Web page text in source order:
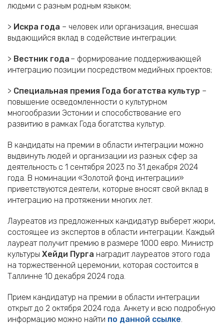
людьми с разным родным языком;
> Искра года – человек или организация, внесшая
выдающийся вклад в содействие интеграции;
> Вестник года – формирование поддерживающей
интеграцию позиции посредством медийных проектов;
> Специальная премия Года богатства культур –
повышение осведомленности о культурном
многообразии Эстонии и способствование его
развитию в рамках Года богатства культур.
В кандидаты на премии в области интеграции можно
выдвинуть людей и организации из разных сфер за
деятельность с 1 сентября 2023 по 31 декабря 2024
года. В номинации «Золотой фонд интеграции»
приветствуются деятели, которые вносят свой вклад в
интеграцию на протяжении многих лет.
Лауреатов из предложенных кандидатур выберет жюри,
состоящее из экспертов в области интеграции. Каждый
лауреат получит премию в размере 1000 евро. Министр
культуры Хейди Пурга наградит лауреатов этого года
на торжественной церемонии, которая состоится в
Таллинне 10 декабря 2024 года.
Прием кандидатур на премии в области интеграции
открыт до 2 октября 2024 года. Анкету и всю подробную
информацию можно найти по данной ссылке.